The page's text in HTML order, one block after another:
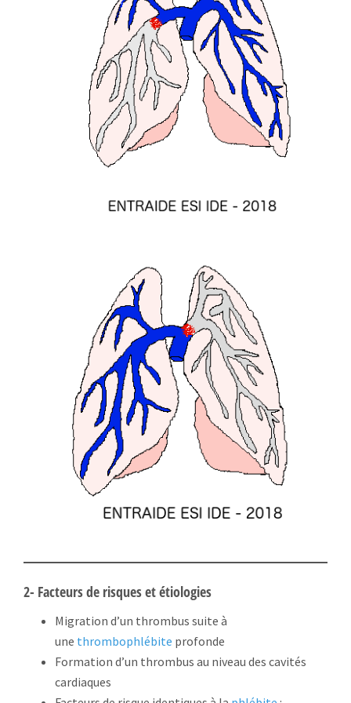
2- Facteurs de risques et étiologies
Migration d’un thrombus suite à
une thrombophlébite profonde
Formation d’un thrombus au niveau des cavités
cardiaques